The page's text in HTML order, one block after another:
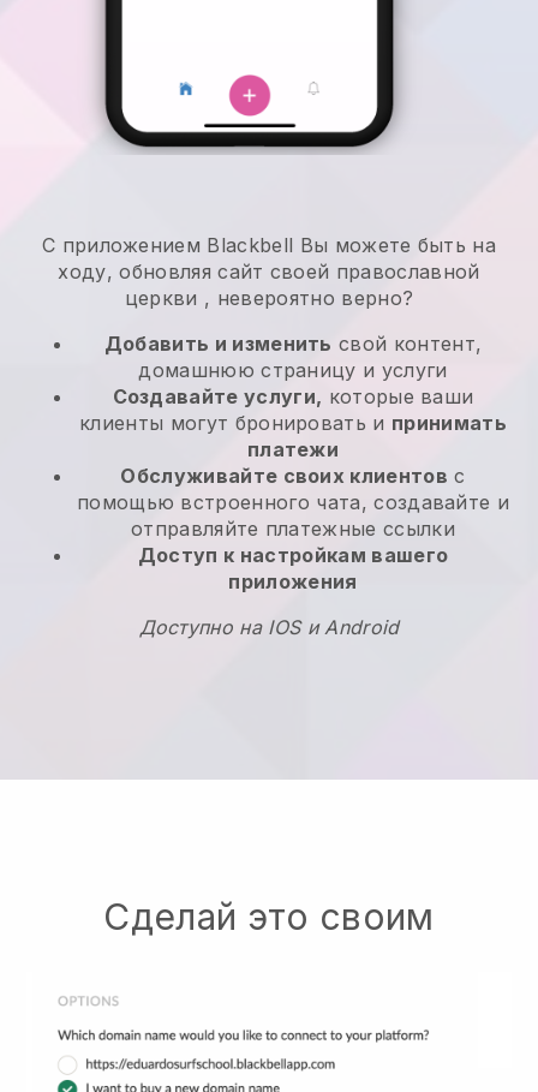
С приложением Blackbell Вы можете быть на
ходу, обновляя сайт своей православной
церкви , невероятно верно?
Добавить и изменить свой контент,
домашнюю страницу и услуги
Создавайте услуги, которые ваши
клиенты могут бронировать и принимать
платежи
Обслуживайте своих клиентов с
помощью встроенного чата, создавайте и
отправляйте платежные ссылки
Доступ к настройкам вашего
приложения
Доступно на IOS и Android
Сделай это своим